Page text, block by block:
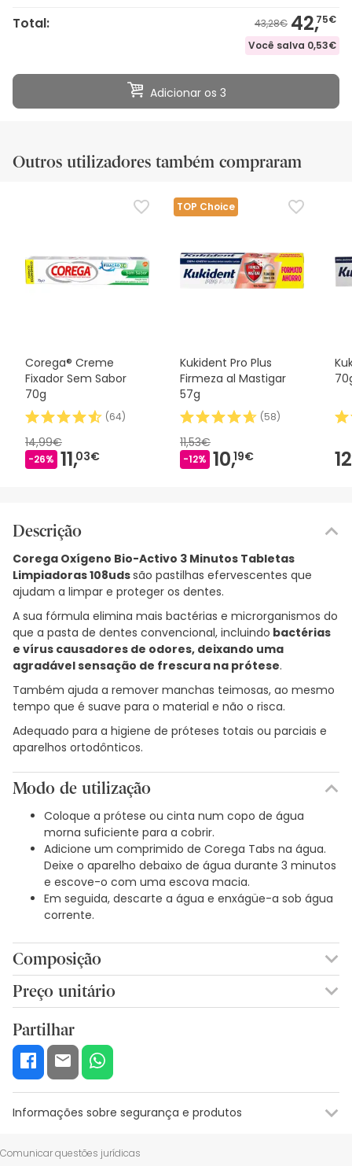
Total: 43,28€ 42,75€
Você salva 0,53€
Adicionar os 3
Outros utilizadores também compraram
Corega® Creme
Fixador Sem Sabor
70g
(64)
14,99€
-26% 11,03€
TOP Choice
Kukident Pro Plus
Firmeza al Mastigar
57g
(58)
11,53€
-12% 10,19€
Descrição
Corega Oxígeno Bio-Activo 3 Minutos Tabletas
Limpiadoras 108udssão pastilhas efervescentes que
ajudam a limpar e proteger os dentes.
A sua fórmula elimina mais bactérias e microrganismos do
que a pasta de dentes convencional, incluindo bactérias
e vírus causadores de odores, deixando uma
agradável sensação de frescura na prótese.
Também ajuda a remover manchas teimosas, ao mesmo
tempo que é suave para o material e não o risca.
Adequado para a higiene de próteses totais ou parciais e
aparelhos ortodônticos.
Modo de utilização
Coloque a prótese ou cinta num copo de água
morna suficiente para a cobrir.
Adicione um comprimido de Corega Tabs na água.
Deixe o aparelho debaixo de água durante 3 minutos
e escove-o com uma escova macia.
Em seguida, descarte a água e enxágüe-a sob água
corrente.
Composição
BICARBONATO DE SÓDIO, ÁCIDO CÍTRICO, CAROTATO DE
POTÁSSIO, CARBONATO DE SÓDIO, PERÓXIDO DE SÓDIO,
LAURYL SULFOACETATO DE SÓDIO, SUBTILISINA, COPOLÍMERO
PVP/VA, AROMA, CI 73015, CI 42090.
Preço unitário
Partilhar
Informações sobre segurança e produtos
Recursos de segurança visual
Comunicar questões jurídicas